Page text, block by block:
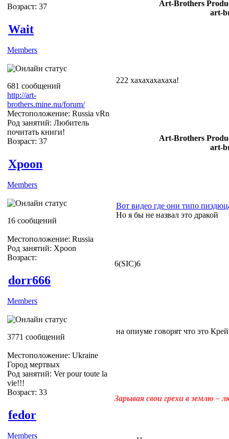
Возраст: 37
Art-Brothers
art-
Wait
Members
681 сообщений
http://art-
brothers.mine.nu/forum/
Местоположение: Russia vRn
Род занятий: Любитель
почитать книги!
Возраст: 37
222 хахахахахаха!
Art-Brothers
art-
Xpoon
Members
16 сообщений
Местоположение: Russia
Род занятий: Xpoon
Возраст:
Вот видео где они типо
Но я бы не назвал это дракой
6(SIC)6
dorr666
Members
3771 сообщений
Местоположение: Ukraine
Город мертвых
Род занятий: Ver pour toute la
vie!!!
Возраст: 33
на опиуме говорят что это
Зарывая свои грехи в землю –
fedor
Members